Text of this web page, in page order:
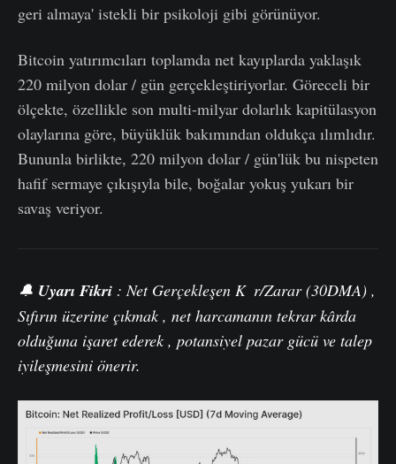
geri almaya' istekli bir psikoloji gibi görünüyor.
Bitcoin yatırımcıları toplamda net kayıplarda yaklaşık
220 milyon dolar / gün gerçekleştiriyorlar. Göreceli bir
ölçekte, özellikle son multi-milyar dolarlık kapitülasyon
olaylarına göre, büyüklük bakımından oldukça ılımlıdır.
Bununla birlikte, 220 milyon dolar / gün'lük bu nispeten
hafif sermaye çıkışıyla bile, boğalar yokuş yukarı bir
savaş veriyor.
🔔 Uyarı Fikri : Net Gerçekleşen Ka r/Zarar (30DMA) ,
Sıfırın üzerine çıkmak , net harcamanın tekrar kârda
olduğuna işaret ederek , potansiyel pazar gücü ve talep
iyileşmesini önerir.